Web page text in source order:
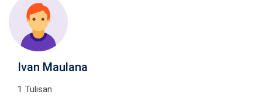
Ivan Maulana
1 Tulisan